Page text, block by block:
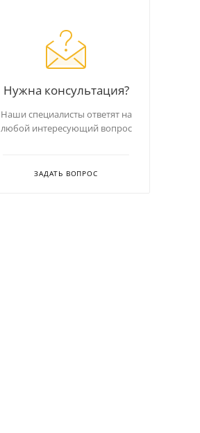
Нужна консультация?
Наши специалисты ответят на
любой интересующий вопрос
ЗАДАТЬ ВОПРОС